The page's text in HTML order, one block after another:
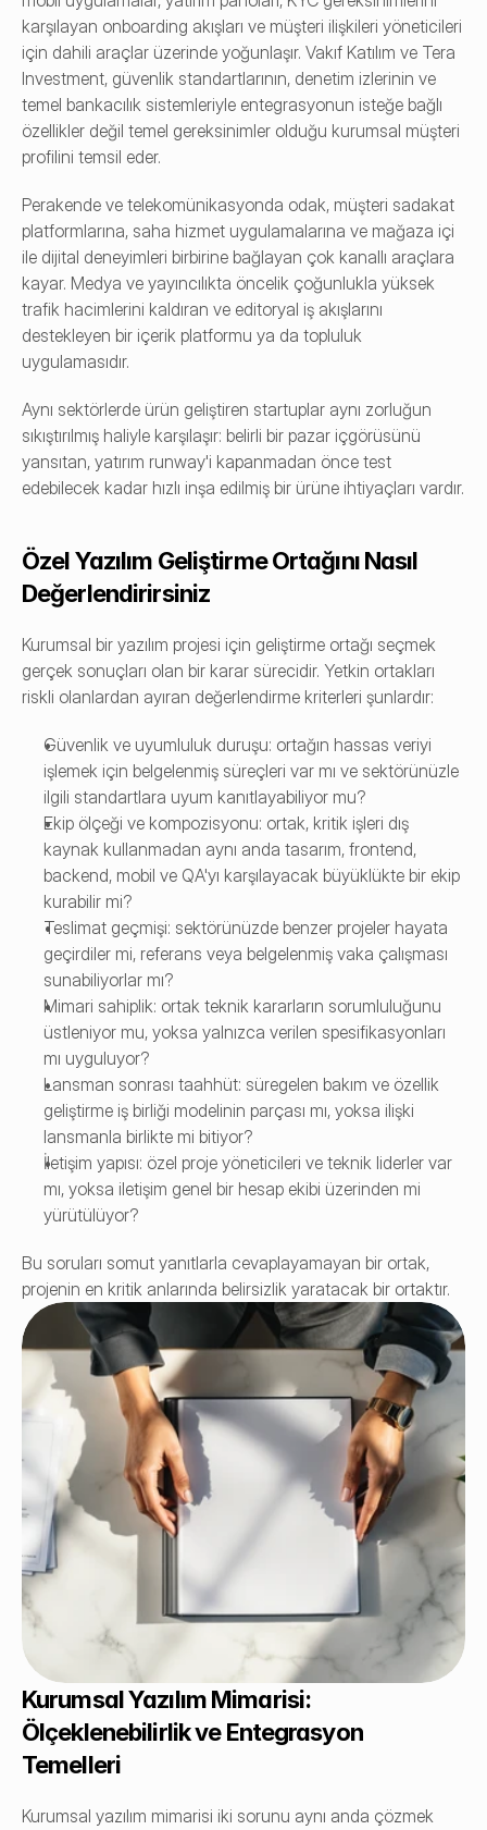
karşılayan onboarding akışları ve müşteri ilişkileri yöneticileri
için dahili araçlar üzerinde yoğunlaşır. Vakıf Katılım ve Tera
Investment, güvenlik standartlarının, denetim izlerinin ve
temel bankacılık sistemleriyle entegrasyonun isteğe bağlı
özellikler değil temel gereksinimler olduğu kurumsal müşteri
profilini temsil eder.
Perakende ve telekomünikasyonda odak, müşteri sadakat
platformlarına, saha hizmet uygulamalarına ve mağaza içi
ile dijital deneyimleri birbirine bağlayan çok kanallı araçlara
kayar. Medya ve yayıncılıkta öncelik çoğunlukla yüksek
trafik hacimlerini kaldıran ve editoryal iş akışlarını
destekleyen bir içerik platformu ya da topluluk
uygulamasıdır.
Aynı sektörlerde ürün geliştiren startuplar aynı zorluğun
sıkıştırılmış haliyle karşılaşır: belirli bir pazar içgörüsünü
yansıtan, yatırım runway'i kapanmadan önce test
edebilecek kadar hızlı inşa edilmiş bir ürüne ihtiyaçları vardır.
Özel Yazılım Geliştirme Ortağını Nasıl
Değerlendirirsiniz
Kurumsal bir yazılım projesi için geliştirme ortağı seçmek
gerçek sonuçları olan bir karar sürecidir. Yetkin ortakları
riskli olanlardan ayıran değerlendirme kriterleri şunlardır:
Güvenlik ve uyumluluk duruşu: ortağın hassas veriyi
işlemek için belgelenmiş süreçleri var mı ve sektörünüzle
ilgili standartlara uyum kanıtlayabiliyor mu?
Ekip ölçeği ve kompozisyonu: ortak, kritik işleri dış
kaynak kullanmadan aynı anda tasarım, frontend,
backend, mobil ve QA'yı karşılayacak büyüklükte bir ekip
kurabilir mi?
Teslimat geçmişi: sektörünüzde benzer projeler hayata
geçirdiler mi, referans veya belgelenmiş vaka çalışması
sunabiliyorlar mı?
Mimari sahiplik: ortak teknik kararların sorumluluğunu
üstleniyor mu, yoksa yalnızca verilen spesifikasyonları
mı uyguluyor?
Lansman sonrası taahhüt: süregelen bakım ve özellik
geliştirme iş birliği modelinin parçası mı, yoksa ilişki
lansmanla birlikte mi bitiyor?
İletişim yapısı: özel proje yöneticileri ve teknik liderler var
mı, yoksa iletişim genel bir hesap ekibi üzerinden mi
yürütülüyor?
Bu soruları somut yanıtlarla cevaplayamayan bir ortak,
projenin en kritik anlarında belirsizlik yaratacak bir ortaktır.
Kurumsal Yazılım Mimarisi:
Ölçeklenebilirlik ve Entegrasyon
Temelleri
Kurumsal yazılım mimarisi iki sorunu aynı anda çözmek